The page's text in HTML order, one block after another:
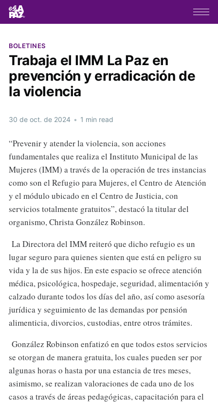
BOLETINES
Trabaja el IMM La Paz en
prevención y erradicación de
la violencia
30 de oct. de 2024 • 1 min read
“Prevenir y atender la violencia, son acciones
fundamentales que realiza el Instituto Municipal de las
Mujeres (IMM) a través de la operación de tres instancias
como son el Refugio para Mujeres, el Centro de Atención
y el módulo ubicado en el Centro de Justicia, con
servicios totalmente gratuitos”, destacó la titular del
organismo, Christa González Robinson.
La Directora del IMM reiteró que dicho refugio es un
lugar seguro para quienes sienten que está en peligro su
vida y la de sus hijos. En este espacio se ofrece atención
médica, psicológica, hospedaje, seguridad, alimentación y
calzado durante todos los días del año, así como asesoría
jurídica y seguimiento de las demandas por pensión
alimenticia, divorcios, custodias, entre otros trámites.
González Robinson enfatizó en que todos estos servicios
se otorgan de manera gratuita, los cuales pueden ser por
algunas horas o hasta por una estancia de tres meses,
asimismo, se realizan valoraciones de cada uno de los
casos a través de áreas pedagógicas, capacitación para el